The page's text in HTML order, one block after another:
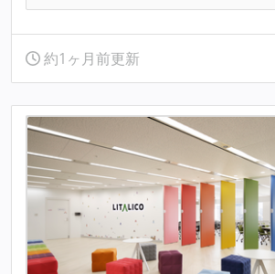
約1ヶ月前更新